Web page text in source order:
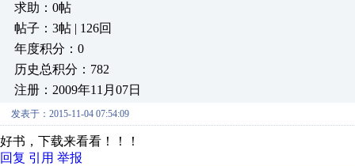
求助：0帖
帖子：3帖 | 126回
年度积分：0
历史总积分：782
注册：2009年11月07日
发表于：2015-11-04 07:54:09
好书，下载来看看！！！
回复 引用 举报